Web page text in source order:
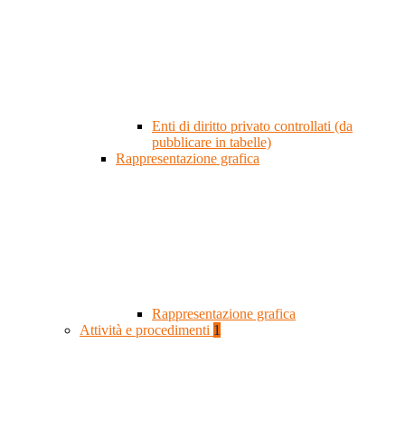
Enti di diritto privato controllati (da
pubblicare in tabelle)
Rappresentazione grafica
Rappresentazione grafica
Attività e procedimenti 1